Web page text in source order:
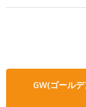
GW(ゴール